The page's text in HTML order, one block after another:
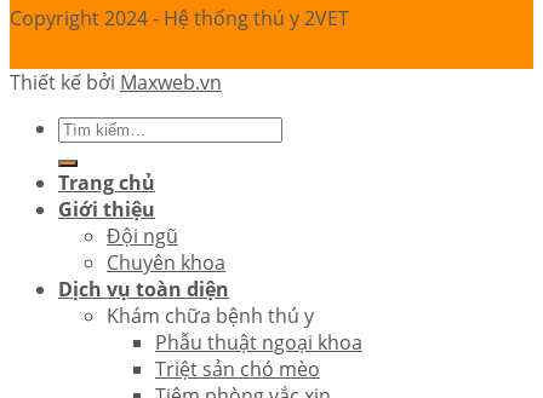
Copyright 2024 - Hệ thống thú y 2VET
Thiết kế bởi Maxweb.vn
Trang chủ
Giới thiệu
Đội ngũ
Chuyên khoa
Dịch vụ toàn diện
Khám chữa bệnh thú y
Phẫu thuật ngoại khoa
Triệt sản chó mèo